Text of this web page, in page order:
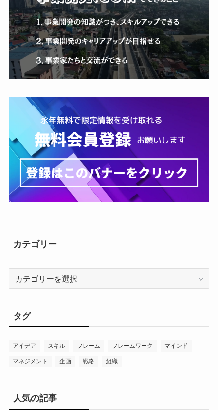
カテゴリー
ー
タグ
アイデア スキル フレーム フレームワーク マインド
マネジメント 企画 戦略 組織
人気の記事